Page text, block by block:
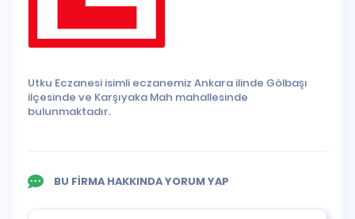
Utku Eczanesi isimli eczanemiz Ankara ilinde Gölbaşı
ilçesinde ve Karşıyaka Mah mahallesinde
bulunmaktadır.
BU FİRMA HAKKINDA YORUM YAP